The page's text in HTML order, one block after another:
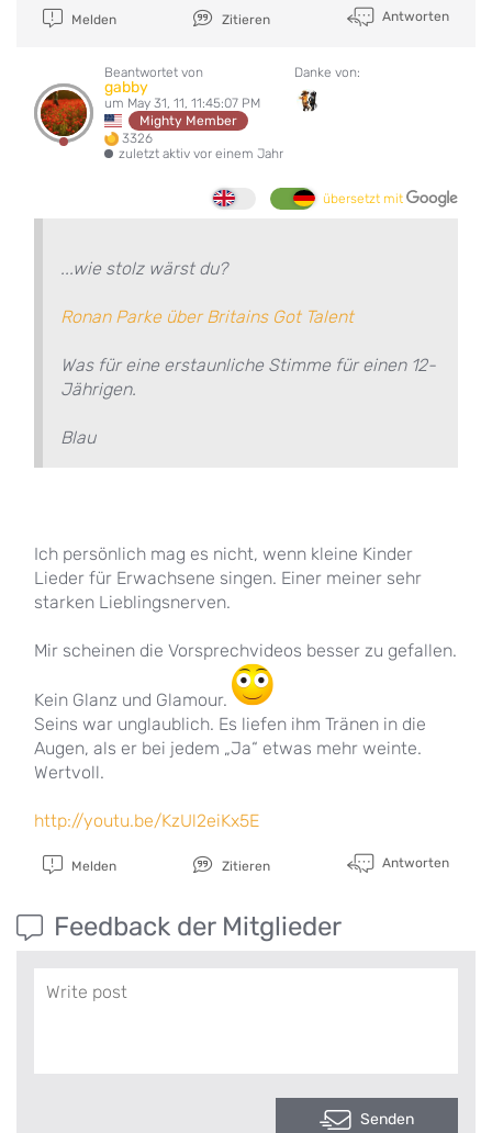
Melden Zitieren Antworten
Beantwortet von
gabby
um May 31, 11, 11:45:07 PM
Mighty Member
3326
zuletzt aktiv vor einem Jahr
Danke von:
übersetzt mit
...wie stolz wärst du?
Ronan Parke über Britains Got Talent
Was für eine erstaunliche Stimme für einen 12-
Jährigen.
Blau
Ich persönlich mag es nicht, wenn kleine Kinder
Lieder für Erwachsene singen. Einer meiner sehr
starken Lieblingsnerven.
Mir scheinen die Vorsprechvideos besser zu gefallen.
Kein Glanz und Glamour.
Seins war unglaublich. Es liefen ihm Tränen in die
Augen, als er bei jedem „Ja“ etwas mehr weinte.
Wertvoll.
http://youtu.be/KzUl2eiKx5E
Melden Zitieren Antworten
Feedback der Mitglieder
Senden